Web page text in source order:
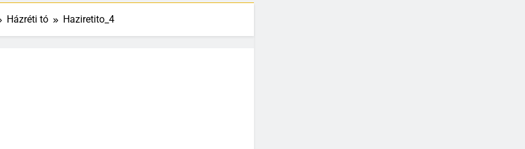
Házréti tó Haziretito_4